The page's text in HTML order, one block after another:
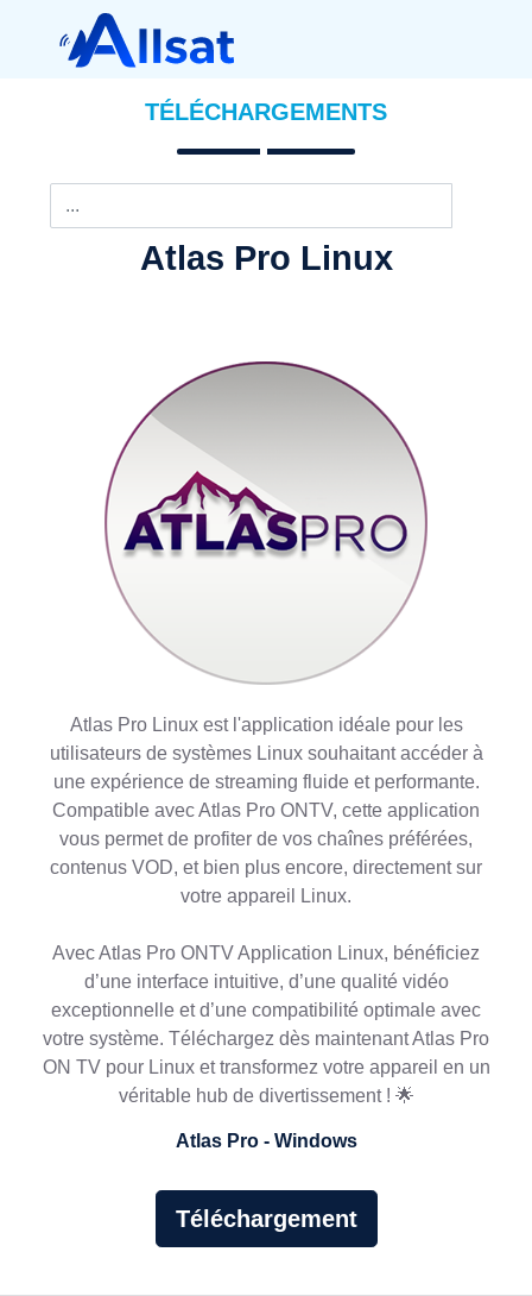
TÉLÉCHARGEMENTS
Atlas Pro Linux
Atlas Pro Linux est l'application idéale pour les
utilisateurs de systèmes Linux souhaitant accéder à
une expérience de streaming fluide et performante.
Compatible avec Atlas Pro ONTV, cette application
vous permet de profiter de vos chaînes préférées,
contenus VOD, et bien plus encore, directement sur
votre appareil Linux.
Avec Atlas Pro ONTV Application Linux, bénéficiez
d’une interface intuitive, d’une qualité vidéo
exceptionnelle et d’une compatibilité optimale avec
votre système. Téléchargez dès maintenant Atlas Pro
ON TV pour Linux et transformez votre appareil en un
véritable hub de divertissement ! 🌟
Atlas Pro - Windows
Téléchargement